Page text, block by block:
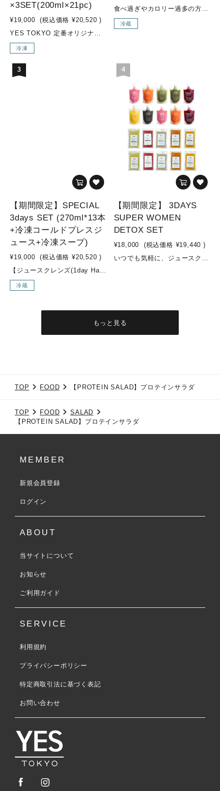
×3SET(200ml×21pc)
¥19,000 (税込価格 ¥20,520 )
YES TOKYO 定番オリジナルコールドプレスジュースに加え、季節限定メニューの『Attractive woman』『Brand New Day』を加えた【期間限定 7種類×3SET】【YES TOKYO オリジナルコールドプレスジュースとは...？】水・着色料・保存料などの添加物を一切使用せず、野菜・果物のみをコールドプレス製法でお搾りしたオリジナルジュースを、ご自宅でも気軽にお召し上がり頂けるように、冷凍してお届けします。【コールドプレス製法とは...？】コールドプレスとは熱を加えずに抽出する低音圧搾製法のことです。 そして、不溶性の食物繊維は除かれる為、胃腸への負担が少なく、吸収率も高まり栄養補給に優れています。様々なお野菜やフルーツを一度に効率よく摂取でき、お野菜不足の方はもちろん、お食事の代わりに置き換えるジュースクレンズ用として、お子様用ジュースとしてもオススメです。普段のお食事ではなかなか摂取しにくい栄養素も、YES TOKYOオリジナルコールドプレスジュースで取り入れ、食生活の見直しや健康や美容のサポートに繋げていきましょう！ こんな方にオススメ！・野菜不足の方・腸内環境改善・2DAYSクレンズを行いたい方 素材・成分■Brand New Day(SEASONAL)・リンゴ/パイナップル/小松菜/レモン/チャコール(竹炭)■Attractive woman(SEASONAL)・リンゴ/紫キャベツ/キャベツ/レモン■ZESTY・リンゴ/パイナップル/ショウガ■SUNRISE GLOW・ニンジン/パイナップル/ショウガ/グレープフルーツ■LUSH LIFE・小松菜/リンゴ/レモン■SUBLIME GREEN・ケール/パイナップル/オレンジ/キュウリ/レモン■LIQUID BEET・ビーツ/リンゴ/ショウガ/レモン内容量・オリジナルコールドプレスジュース：200ml×21pc※各種3pcずつ
冷凍
食べ過ぎやカロリー過多の方のためのダイエットプログラム緑の野菜(ケール、ホウレン草、セロリ等)をたっぷりと使用し、糖質控えめな果物やカロリーを控えめにしたジュースが入ったダイエット系セットです。“お野菜感”のある味のジュースが多く入っています。ジュースクレンズ経験の豊富な方や、ファスティング経験のある方、ダイエット中の方などにオススメです。 こんな方にオススメ！・ダイエット中にバランス良く栄養補給したい方・ジュースクレンズ上級者の方・ウェイトコントロールしたい方・緑の野菜（ケール、ホウレン草、セロリなど）を多く摂取したい方・糖質制限しつつ、日常的に不足した野菜の栄養素をより多く補給したい方 セット内容MOSS GREEN / GREEN GOODNESS / SEA SIDE / ENERGIZER / VENUSなどが入ります 内容量350ml×6本
冷蔵
3
【期間限定】SPECIAL
3days SET (270ml*13本
+冷凍コールドプレスジ
ュース+冷凍スープ)
¥19,000 (税込価格 ¥20,520 )
【ジュースクレンズ(1day Half)→回復食(1day Half)】までをスムーズに行える3日間セット回復食期間は何を食べて過ごしたら良いかわからない…ジュースクレンズ後から通常食に戻すまでの期間はどう過ごすべき？？と、お悩みの方はこちらのセットからスタートしてみませんか？！ジュースクレンズ後の、回復食期間をどう過ごすかはとても重要です。『YES TOKYO FROZEN COLDPRESSED JUICE』と『YES TOKYO ORIGINAL FROZEN SOUP』を使用し、ジュースクレンズの効果を最大限に引き出し、ジュースクレンズ後も穏やかにお過ごしいただけます。気軽に長期のジュースクレンズにチャレンジ可能なセットとなっておりますので是非お試し下さい！こんな方にオススメ！・ジュースクレンズ後が不安な方・長期間のジュースクレンズに挑戦したい方・ダイエット中で更なる成果を出したい方・暴飲暴食が続いて身体をスッキリさせたい方 セット内容【DAY 1】・PIXIE：リンゴ・パイナップ ・レモン・ショウガ・ターメリック・365DAYS：ホウレン草・キャベツ・ブロッコリー・パセリ・リンゴ・レモン・SUNSET：ニンジン・ショウガ・オレンジ・レモン・ウコン・THE ROSE：ビーツ・ニンジン・キャベツ・ショウガ・オレンジ・レモン・SEA SIDE：ホウレン草・セロリ・ロメインレタス・オレンジ・グレープフルーツ・ショウガ・スピルリナ・REFRESHER：リンゴ・パイナップル・グレープフルーツ・レモン・ビーツ・ローズ・MARBLES：ビーツ・キュウリ・ゴボウ・ショウガ・パイナップル・グレープフルーツ・レモン・MOSS GREEN：ケール・ホウレン草・セロリ・キュウリ・レモン・ショウガ ・グレープフルーツ【DAY 2】・3AM：白菜・パイナップル・グレープフルーツ・キャベツ・キュウリ・ゴボウ・ショウガ・LIME：パイナップル・ライム・白菜・キャベツ・グレープフルーツ・レモン・チアシード・REFRESHER：リンゴ・パイナップル・グレープフルーツ・レモン・グレープフルーツ・ビーツ・ローズ・MARBLES：ビーツ・キュウリ・ゴボウ・ショウガ・パイナップル・グレープフルーツ・レモン・365DAYS：ホウレン草・キャベツ・ブロッコリー・パセリ・リンゴ・レモン・キヌアとヘンプオイルのスープ・トマトとキヌアのスープ【DAY 3】・ZESTY・SUNRISE GLOW・ビーツと枝豆の塩麹スープ・キヌアとヘンプオイルのスープ・LUSH LIFE・キヌアとヘンプオイルのスープ・カボチャの味噌スープ・LIQUID BEETスープは冷凍スープでのお渡しとなります。冷凍コールドプレスジュースは冷凍でのお渡しとなります。※店頭受け取り、又はデリバリーでのお届けのみ対象となります。(デリバリー対応区域のみ)※種類の変更不可です。 内容量・コールドプレスジュース：270ml×12本・【冷凍】オリジナルコールドプレスジュース：200ml×4pc・【冷凍】オリジナルスープ：180g×6pc
冷蔵
4
【期間限定】 3DAYS
SUPER WOMEN
DETOX SET
¥18,000 (税込価格 ¥19,440 )
いつでも気軽に、ジュースクレンズにトライしてみませんか？健康維持の為に、必要な栄養素を摂取し、体内をデトックスしてあげましょう！こちらのセットは、ジュースクレンズ中は、オリジナルコールドプレスジュースを利用し、準備食や回復食では、オリジナルスープを活用したプログラムです。※準備食→ジュースクレンズ→回復食(合計：3DAYS)が可能な、女性におすすめの、ダイエット・デトックス効果に特化した内容のセットYES TOKYOでは、準備食・回復食期間に何を摂取して過ごして頂くかがとても重要と推進しており、効果にも大きく影響します。ジュースクレンズを検討中の方で、準備食・回復食期間中のお食事に関するお悩みが多いかと思いますが、こちらのセットで全てが解決！！そして、YES TOKYOオリジナルスープは、添加物不使用・動物性食品不使用でVEGAN対応のスープとなっており、スーパーフードを使用した栄養価が高く低カロリーなスープです。ジュースクレンズ後も身体の内側から温め、デトックス効果を高めてくれますので、安心してチャレンジして頂けます。3DAYS FASTING やり方準備食(1day)：オリジナルスープ5pcジュースクレンズ(1day)：オリジナルコールドプレスジュース10pc回復食(1day)：オリジナルスープ5pcオススメの飲む順番(オリジナルコールドプレスジュース)①Attractive woman②SUBLIME GREEN③LIQUID BEET④Brand New Day⑤LUSH LIFE⑥ZESTY⑦SUBLIME GREEN⑧LUSH LIFE⑨Attractive woman⑩LIQUID BEET※オリジナルスープはお好きな順番でお飲みください参考動画はこちらからチェック！▼【冷凍スープ・冷凍コールドプレスジュースでファスティング！】https://www.youtube.com/watch?v=4gthQIfA5O0【YES TOKYO オリジナルコールドプレスジュースとは...？】水・着色料・保存料などの添加物を一切使用せず、野菜・果物のみをコールドプレス製法でお搾りしたオリジナルジュースを、ご自宅でも気軽にお召し上がり頂けるように、冷凍してお届けします。【コールドプレス製法とは...？】コールドプレスとは熱を加えずに抽出する低温圧搾製法のことです。 そして、不溶性の食物繊維は除かれる為、胃腸への負担が少なく、吸収率も高まり栄養補給に優れています。様々なお野菜やフルーツを一度に効率よく摂取でき、お野菜不足の方はもちろん、お食事の代わりに置き換えるジュースクレンズ用として、お子様用ジュースとしてもオススメです。普段のお食事ではなかなか摂取しにくい栄養素も、YES TOKYOオリジナルコールドプレスジュースで取り入れ、食生活の見直しや健康や美容のサポートに繋げていきましょう！ こんな方にオススメ！・腸内環境を整えたい方・美肌づくり・ダイエットしたい方 セット内容◇オリジナルコールドプレスジュース◇■ZESTY(1pc)・リンゴ/パイナップル/ショウガ■LIQUID BEET(2pc)・ビーツ/リンゴ/ショウガ/レモン■LUSH LIFE(2pc)・リンゴ/小松菜/レモン■SUBLIME GREEN(2pc)・ケール/パイナップル/オレンジ/キュウリ/レモン■Brand New Day(1pc)・リンゴ/パイナップル/小松菜/レモン/チャコール(竹炭)■Attractive woman(2pc)・リンゴ/紫キャベツ/キャベツ/レモン◇オリジナルスープ◇■BEETS & EDAMAME SOUP -ビーツと枝豆の塩麹スープ-(2pc)・ビーツ/玉ねぎ/枝豆/塩麹/野菜スープ/(一部に大豆を含む)■QUINOA & HEMP OIL SOUP - キヌアとヘンプオイルのスープ -(2pc)・玉ねぎ/キヌア/ニンニク/ヘンプオイル/塩麹/野菜スープ■TOMATO & QUINOA SOUP - トマトとキヌアのスープ -(2pc)・ホールトマト/玉ねぎ/人参/キャベツ/マッシュルーム/キヌア/オリーブオイル/にんにく/ローリエ/塩麹■PUMPKIN & MISO SOUP - カボチャの味噌スープ -(2pc)・玉ねぎ/カボチャ/味噌/野菜スープ/(一部に大豆を含む)■MUSHROOM SOUP - マッシュルームのスープ -(2pc)・豆乳/玉ねぎ/マッシュルーム/オリーブオイル/ニンニク/食塩/胡椒(一部に大豆を含む) 内容量・オリジナルコールドプレスジュース：200ml×10pc・オリジナルスープ：180g×10pc
もっと見る
TOP FOOD 【PROTEIN SALAD】プロテインサラダ
TOP FOOD
SALAD
【PROTEIN SALAD】プロテインサラダ
MEMBER
新規会員登録
ログイン
ABOUT
当サイトについて
お知らせ
ご利用ガイド
SERVICE
利用規約
プライバシーポリシー
特定商取引法に基づく表記
お問い合わせ